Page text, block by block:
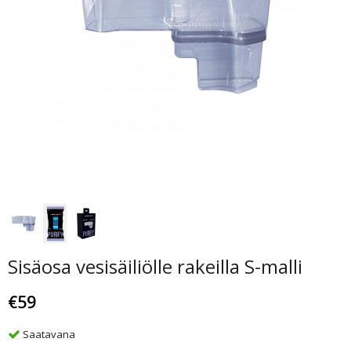
Sisäosa vesisäiliölle rakeilla S-malli
€59
Saatavana